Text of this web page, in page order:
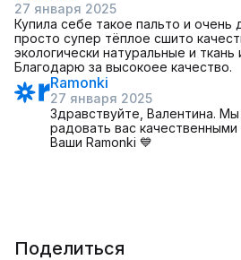
27 января 2025
Купила себе такое пальто и очень
просто супер тёплое сшито
экологически натуральные и ткань
Благодарю за высокоее качество.
Ramonki
27 января 2025
Здравствуйте, Валентина.
радовать вас
Ваши Ramonki 💙
Поделиться